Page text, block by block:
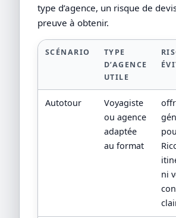
type d’agence, un risque de
preuve à obtenir.
SCÉNARIO
TYPE
D’AGENCE
UTILE
Autotour
Voyagiste
ou agence
adaptée
au format
ni